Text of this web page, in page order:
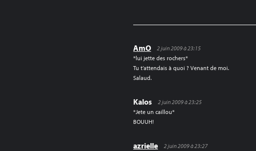
AmO
2 juin 2009 à 23:15
*lui jette des rochers*
Tu t’attendais à quoi ? Venant de moi.
Salaud.
Kalos
2 juin 2009 à 23:25
*Jete un caillou*
BOUUH!
azrielle
2 juin 2009 à 23:27